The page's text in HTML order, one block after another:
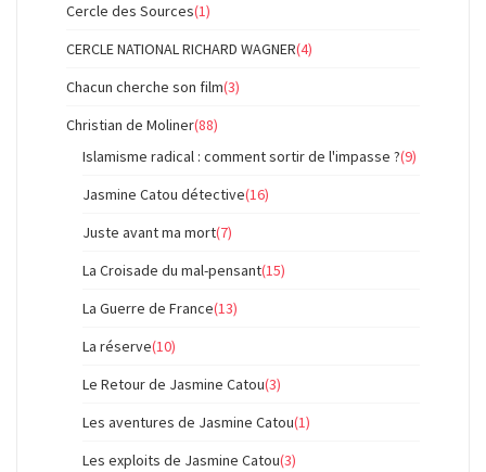
Cercle des Sources(1)
CERCLE NATIONAL RICHARD WAGNER(4)
Chacun cherche son film(3)
Christian de Moliner(88)
Islamisme radical : comment sortir de l'impasse ?(9)
Jasmine Catou détective(16)
Juste avant ma mort(7)
La Croisade du mal-pensant(15)
La Guerre de France(13)
La réserve(10)
Le Retour de Jasmine Catou(3)
Les aventures de Jasmine Catou(1)
Les exploits de Jasmine Catou(3)